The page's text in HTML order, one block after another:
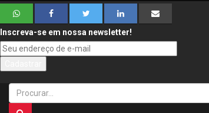
Inscreva-se em nossa newsletter!
Procurar
por: